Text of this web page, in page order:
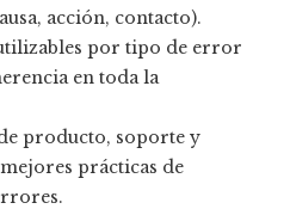
acción, contacto).
por tipo de error
en toda la
producto, soporte y
prácticas de